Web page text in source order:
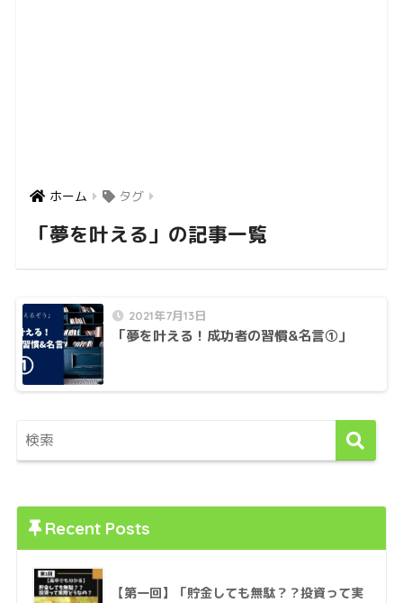
ホーム タグ
「夢を叶える」の記事一覧
2021年7月13日
「夢を叶える！成功者の習慣&名言①」
Recent Posts
【第一回】「貯金しても無駄？？投資って実